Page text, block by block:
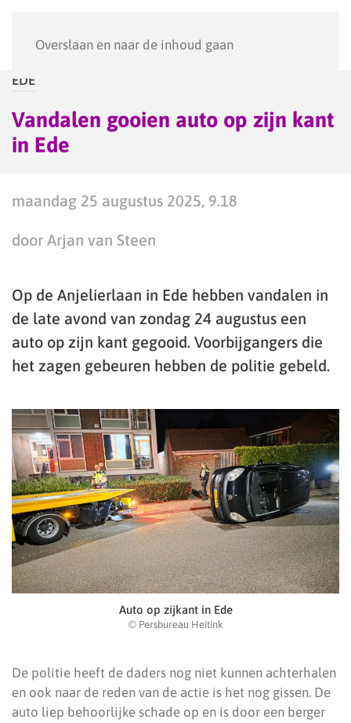
Overslaan en naar de inhoud gaan
EDE
Vandalen gooien auto op zijn kant
in Ede
maandag 25 augustus 2025, 9.18
door Arjan van Steen
Op de Anjelierlaan in Ede hebben vandalen in
de late avond van zondag 24 augustus een
auto op zijn kant gegooid. Voorbijgangers die
het zagen gebeuren hebben de politie gebeld.
Auto op zijkant in Ede
© Persbureau Heitink
De politie heeft de daders nog niet kunnen achterhalen
en ook naar de reden van de actie is het nog gissen. De
auto liep behoorlijke schade op en is door een berger